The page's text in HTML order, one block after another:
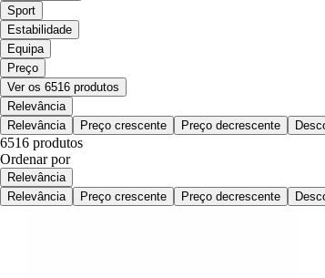
Sport
Estabilidade
Equipa
Preço
Ver os 6516 produtos
Relevância
Relevância
Preço crescente Preço decrescente
6516 produtos
Ordenar por
Relevância
Relevância
Preço crescente Preço decrescente